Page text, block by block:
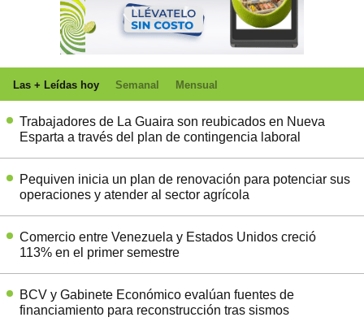
Las + Leídas hoy Semanal Mensual
Trabajadores de La Guaira son reubicados en Nueva
Esparta a través del plan de contingencia laboral
Pequiven inicia un plan de renovación para potenciar sus
operaciones y atender al sector agrícola
Comercio entre Venezuela y Estados Unidos creció
113% en el primer semestre
BCV y Gabinete Económico evalúan fuentes de
financiamiento para reconstrucción tras sismos